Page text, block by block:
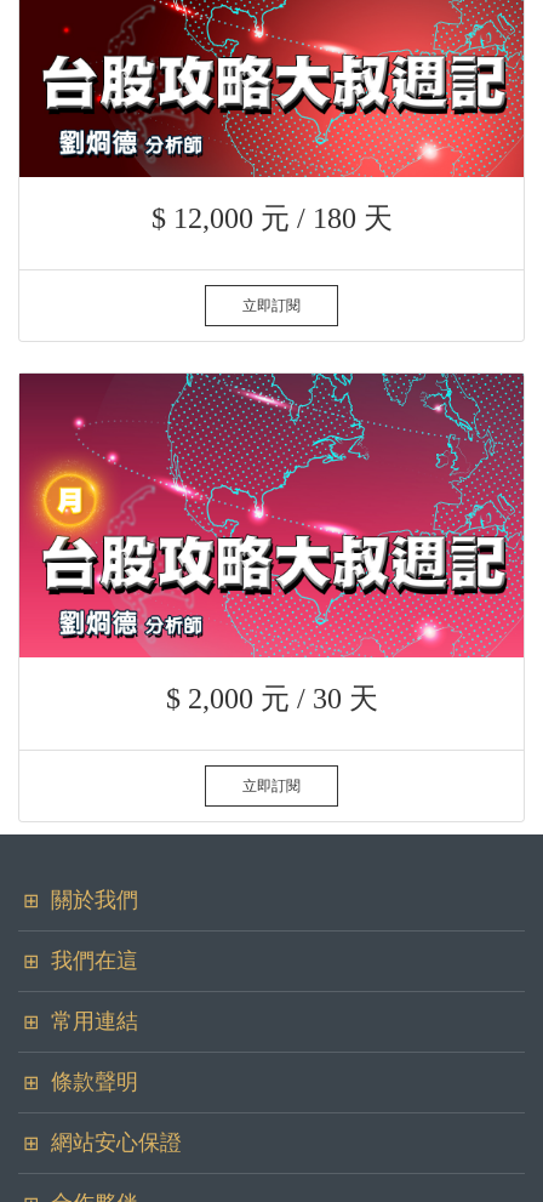
$ 12,000 元 / 180 天
立即訂閱
$ 2,000 元 / 30 天
立即訂閱
關於我們
地址
100台北市中正區忠孝東路二段100號6樓之2
傳真
(02)2397-3938
我們在這
常用連結
證件系統
條款聲明
網站安心保證